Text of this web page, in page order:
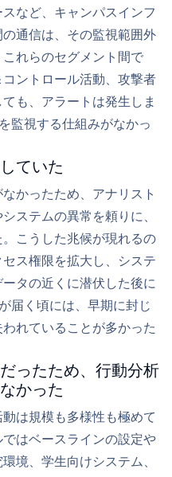
など、キャンパスインフ
通信は、その監視範囲外
れらのセグメント間で
ントロール活動、攻撃者
も、アラートは発生しま
監視する仕組みがなかっ
ていた
かったため、アナリスト
ステムの異常を頼りに、
こうした兆候が現れるの
ス権限を拡大し、システ
タの近くに潜伏した後に
届く頃には、早期に封じ
れていることが多かった
ったため、行動分析
かった
は規模も多様性も極めて
はベースラインの設定や
境、学生向けシステム、